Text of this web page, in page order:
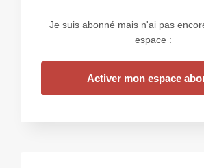
Je suis abonné mais n'ai pas
espace :
Activer mon espace